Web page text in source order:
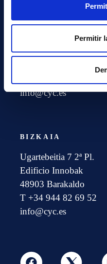
Permitir
María Zambrano 31
WTZ Torre Oeste
Planta 11
info@cyc.es
BIZKAIA
Ugartebeitia 7 2ª Pl.
Edificio Innobak
48903 Barakaldo
T +34 944 82 69 52
info@cyc.es